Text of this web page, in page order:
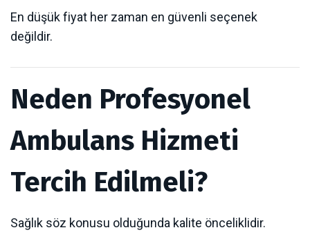
En düşük fiyat her zaman en güvenli seçenek
değildir.
Neden Profesyonel
Ambulans Hizmeti
Tercih Edilmeli?
Sağlık söz konusu olduğunda kalite önceliklidir.